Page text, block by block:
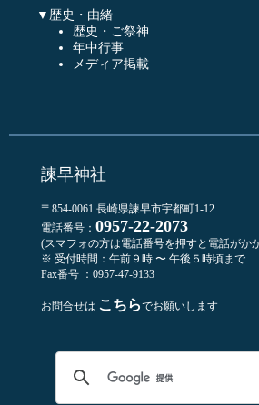
▼歴史・由緒
歴史・ご祭神
年中行事
メディア掲載
諫早神社
〒854-0061 長崎県諫早市宇都町1-12
電話番号： 0957-22-2073
(スマフォの方は電話番号を押すと電話がか
※ 受付時間：午前９時 〜 午後５時頃まで
Fax番号 ：0957-47-9133
お問合せは こちらでお願いします